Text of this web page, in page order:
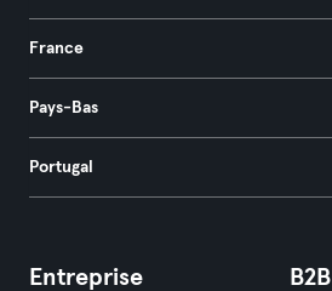
France
Pays-Bas
Portugal
Entreprise B2B